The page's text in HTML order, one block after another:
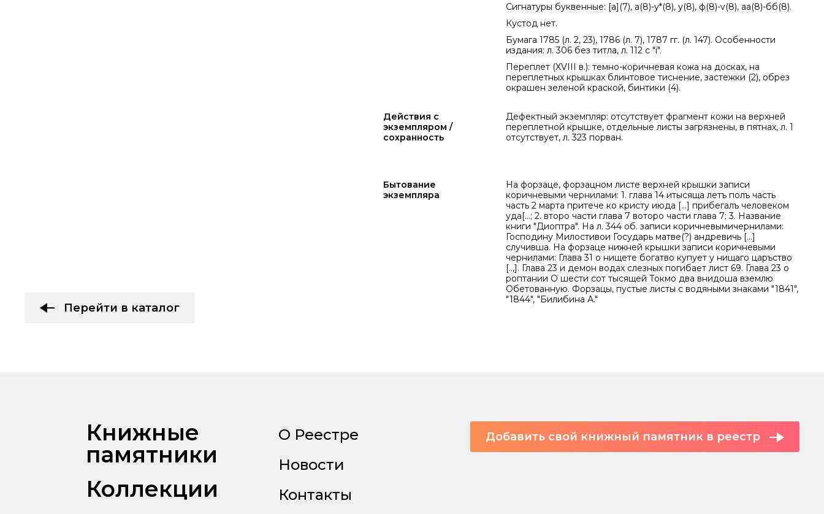
Перейти в каталог
Сигнатуры буквенные: [а](7), а(8)-у*(8), у(8), ф(8)-v(8), аа(8)-бб(8).
Кустод нет.
Бумага 1785 (л. 2, 23), 1786 (л. 7), 1787 гг. (л. 147). Особенности
издания: л. 306 без титла, л. 112 с "ï".
Переплет (XVIII в.): темно-коричневая кожа на досках, на
переплетных крышках блинтовое тиснение, застежки (2), обрез
окрашен зеленой краской, бинтики (4).
Действия с
экземпляром /
сохранность
Дефектный экземпляр: отсутствует фрагмент кожи на верхней
переплетной крышке, отдельные листы загрязнены, в пятнах, л. 1
отсутствует, л. 323 порван.
Бытование
экземпляра
На форзаце, форзацном листе верхней крышки записи
коричневыми чернилами: 1. глава 14 итысяща летъ полъ часть
часть 2 марта притече ко кристу июда [...] прибегалъ человеком
уда[...; 2. второ части глава 7 воторо части глава 7; 3. Название
книги "Диоптра". На л. 344 об. записи коричневымичернилами:
Господину Милостивои Государь матве(?) андревичь [...]
случивша. На форзаце нижней крышки записи коричневыми
чернилами: Глава 31 о нищете богатво купует у нищаго царъство
[..,]. Глава 23 и демон водах слезных погибает лист 69. Глава 23 о
роптании О шести сот тысящей Токмо два внидоша вземлю
Обетованную. Форзацы, пустые листы с водяными знаками "1841",
"1844", "Билибина А."
Книжные
памятники
Коллекции
О Реестре
Новости
Контакты
Добавить свой книжный памятник в реестр